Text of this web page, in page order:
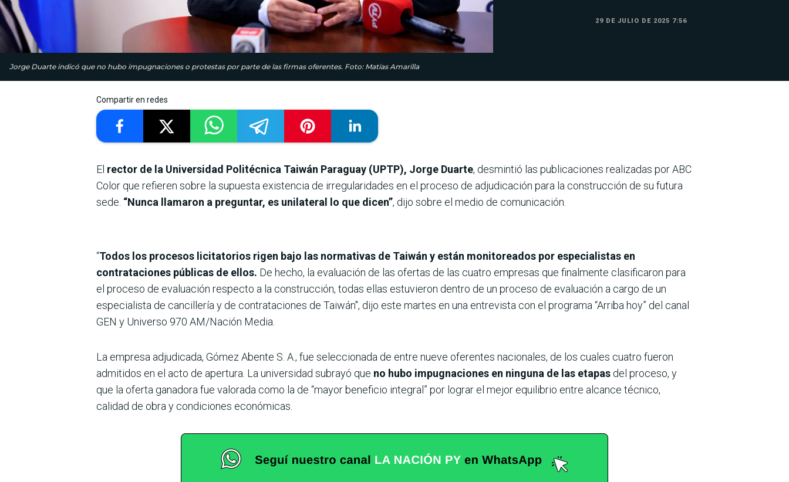
Jorge Duarte indicó que no hubo impugnaciones o protestas por parte de las firmas oferentes. Foto: Matías Amarilla
29 DE JULIO DE 2025 7:56
Compartir en redes
El rector de la Universidad Politécnica Taiwán Paraguay (UPTP), Jorge Duarte, desmintió las publicaciones realizadas por ABC
Color que refieren sobre la supuesta existencia de irregularidades en el proceso de adjudicación para la construcción de su futura
sede. “Nunca llamaron a preguntar, es unilateral lo que dicen”, dijo sobre el medio de comunicación.
“Todos los procesos licitatorios rigen bajo las normativas de Taiwán y están monitoreados por especialistas en
contrataciones públicas de ellos. De hecho, la evaluación de las ofertas de las cuatro empresas que finalmente clasificaron para
el proceso de evaluación respecto a la construcción, todas ellas estuvieron dentro de un proceso de evaluación a cargo de un
especialista de cancillería y de contrataciones de Taiwán", dijo este martes en una entrevista con el programa “Arriba hoy” del canal
GEN y Universo 970 AM/Nación Media.
La empresa adjudicada, Gómez Abente S. A., fue seleccionada de entre nueve oferentes nacionales, de los cuales cuatro fueron
admitidos en el acto de apertura. La universidad subrayó que no hubo impugnaciones en ninguna de las etapas del proceso, y
que la oferta ganadora fue valorada como la de “mayor beneficio integral” por lograr el mejor equilibrio entre alcance técnico,
calidad de obra y condiciones económicas.